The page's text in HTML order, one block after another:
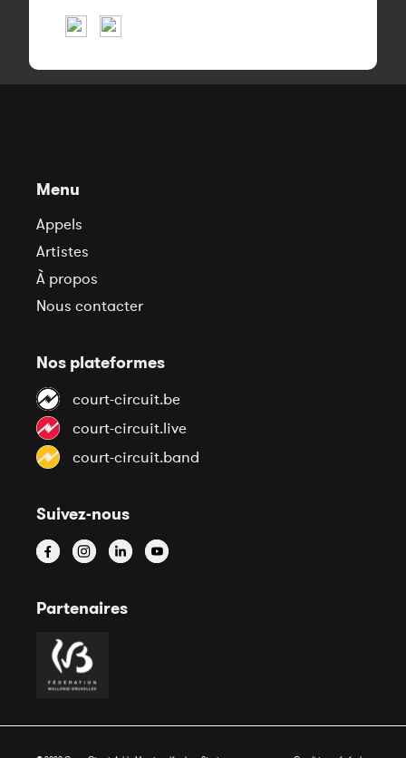
Menu
Appels
Artistes
À propos
Nous contacter
Nos plateformes
court-circuit.be
court-circuit.live
court-circuit.band
Suivez-nous
Partenaires